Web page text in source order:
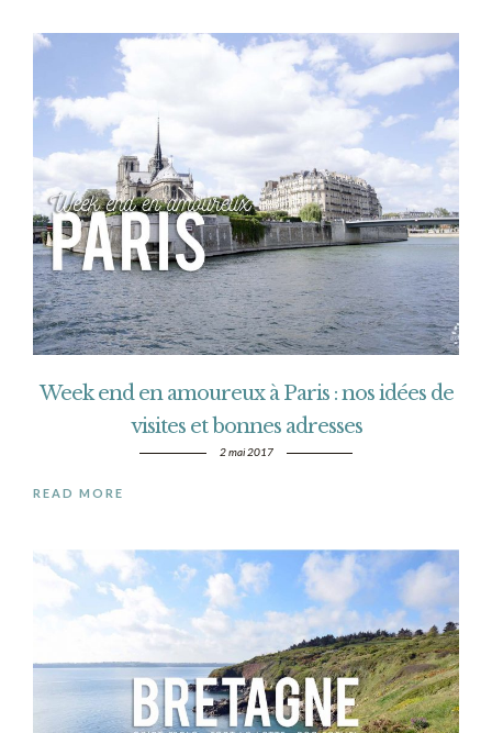
Week end en amoureux à Paris : nos idées de
visites et bonnes adresses
2 mai 2017
READ MORE